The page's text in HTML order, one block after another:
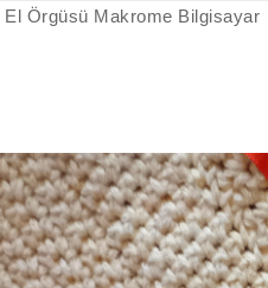
El Örgüsü Makrome Bilgisayar